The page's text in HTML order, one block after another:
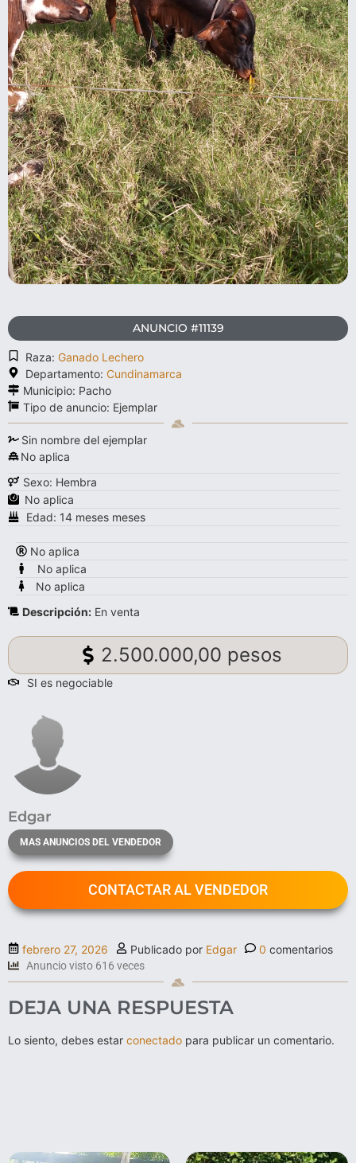
ANUNCIO #11139
Raza: Ganado Lechero
Departamento: Cundinamarca
Municipio: Pacho
Tipo de anuncio: Ejemplar
Sin nombre del ejemplar
No aplica
Sexo: Hembra
No aplica
Edad: 14 meses meses
No aplica
No aplica
No aplica
Descripción: En venta
2.500.000,00 pesos
SI es negociable
Edgar
MAS ANUNCIOS DEL VENDEDOR
CONTACTAR AL VENDEDOR
febrero 27, 2026 Publicado por Edgar 0 comentarios
Anuncio visto 616 veces
DEJA UNA RESPUESTA
Lo siento, debes estar conectado para publicar un comentario.